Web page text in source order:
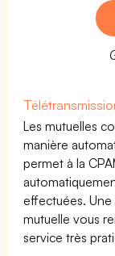
Les mutuelles
manière
permet à la
effectuées.
mutuelle vous
service très